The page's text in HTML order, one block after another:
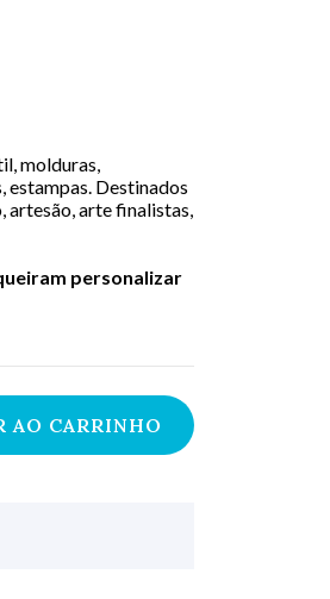
molduras,
estampas. Destinados
artesão, arte finalistas,
personalizar
AO CARRINHO